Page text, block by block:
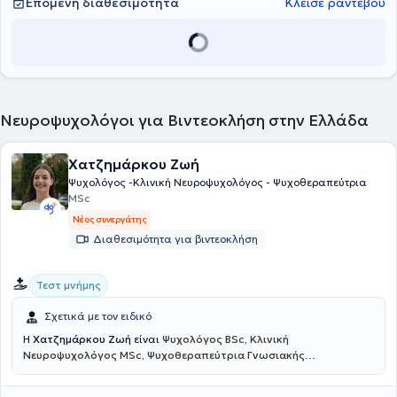
Νευροψυχολόγοι για Βιντεοκλήση στην Ελλάδα
Χατζημάρκου Ζωή
Ψυχολόγος -Κλινική Νευροψυχολόγος - Ψυχοθεραπεύτρια
MSc
Νέος συνεργάτης
Διαθεσιμότητα για βιντεοκλήση
Τεστ μνήμης
Σχετικά με τον ειδικό
Η Χατζημάρκου Ζωή είναι Ψυχολόγος BSc, Κλινική
Νευροψυχολόγος MSc, Ψυχοθεραπεύτρια Γνωσιακής
συνεδρίες. Είναι αριστούχος απόφοιτη του Αριστοτελείου